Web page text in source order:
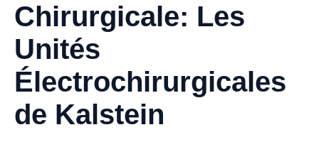
Chirurgicale: Les
Unités
Électrochirurgicales
de Kalstein